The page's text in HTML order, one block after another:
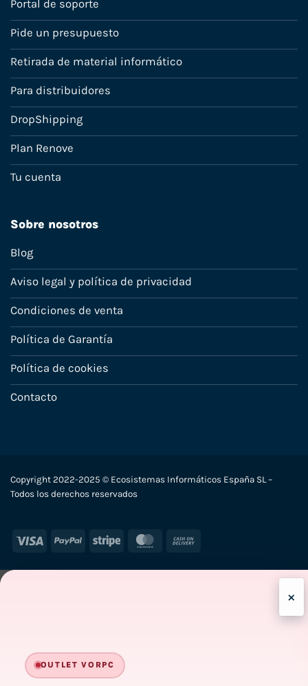
Portal de soporte
Pide un presupuesto
Retirada de material informático
Para distribuidores
DropShipping
Plan Renove
Tu cuenta
Sobre nosotros
Blog
Aviso legal y política de privacidad
Condiciones de venta
Política de Garantía
Política de cookies
Contacto
Copyright 2022-2025 © Ecosistemas Informáticos España SL –
Todos los derechos reservados
Visa PayPal Stripe MasterCard
×
OUTLET VORPC